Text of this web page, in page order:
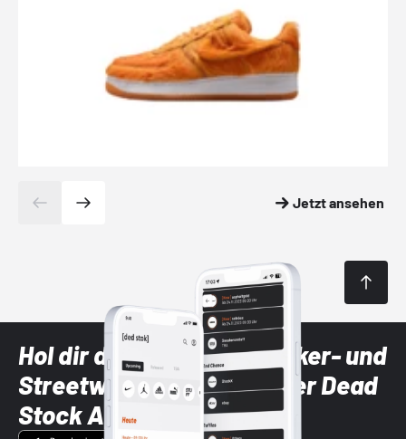
Jetzt ansehen
Hol dir die neuesten Sneaker- und
Streetwear-Brands mit der Dead
Stock App